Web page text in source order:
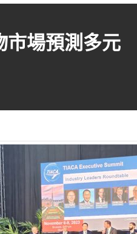
市場預測多元